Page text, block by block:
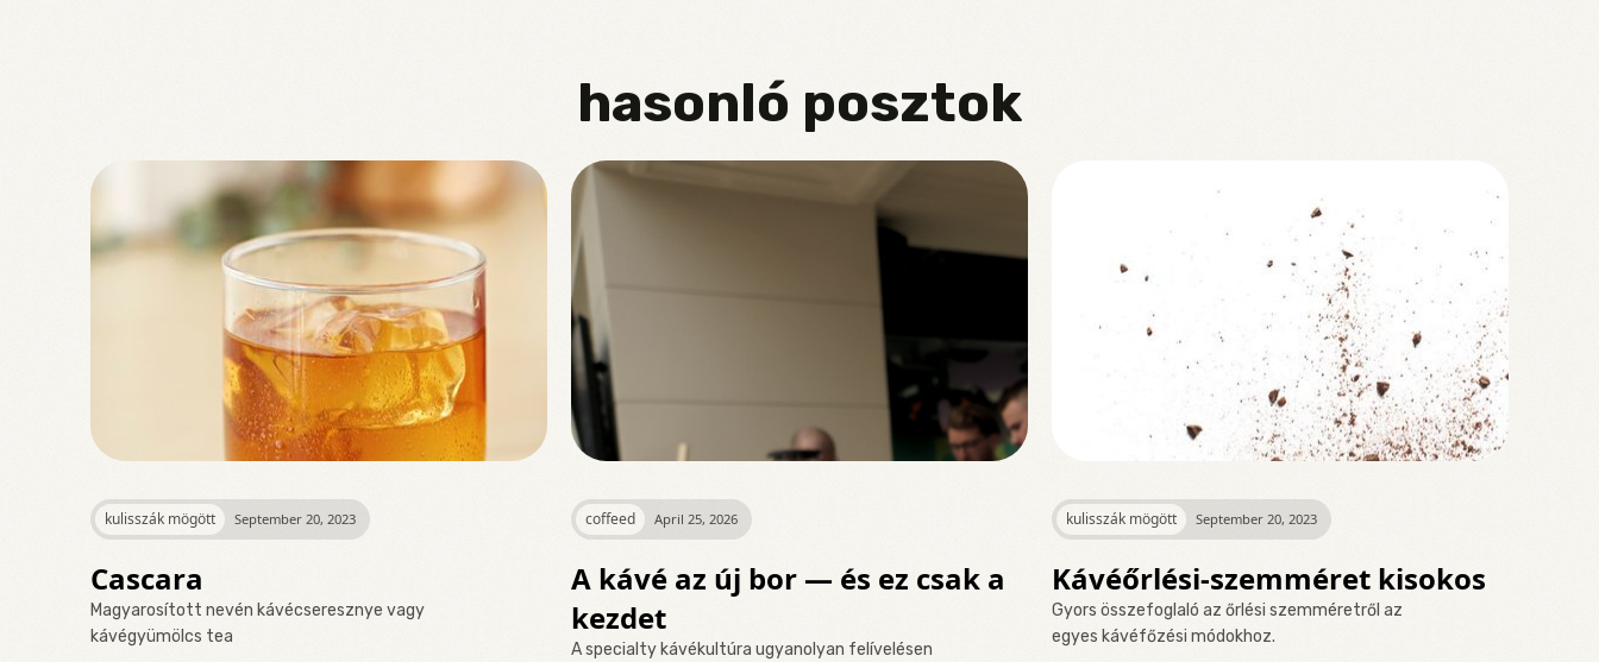
hasonló posztok
kulisszák mögött September 20, 2023
Cascara
Magyarosított nevén kávécseresznye vagy
kávégyümölcs tea
coffeed April 25, 2026
A kávé az új bor — és ez csak a
kezdet
A specialty kávékultúra ugyanolyan felívelésen
kulisszák mögött September 20, 2023
Kávéőrlési-szemméret kisokos
Gyors összefoglaló az őrlési szemméretről az
egyes kávéfőzési módokhoz.